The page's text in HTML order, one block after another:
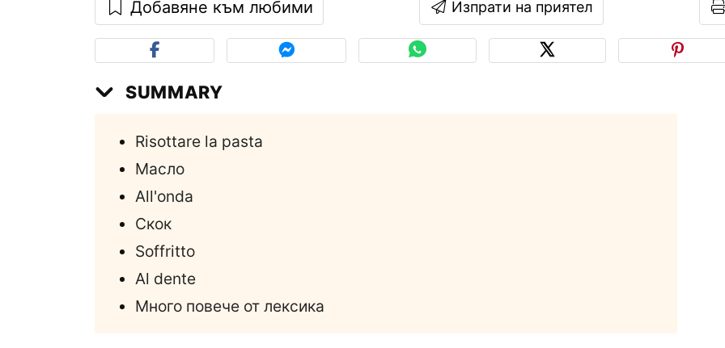
Добавяне към любими Изпрати на приятел
SUMMARY
Risottare la pasta
Масло
All'onda
Скок
Soffritto
Al dente
Много повече от лексика